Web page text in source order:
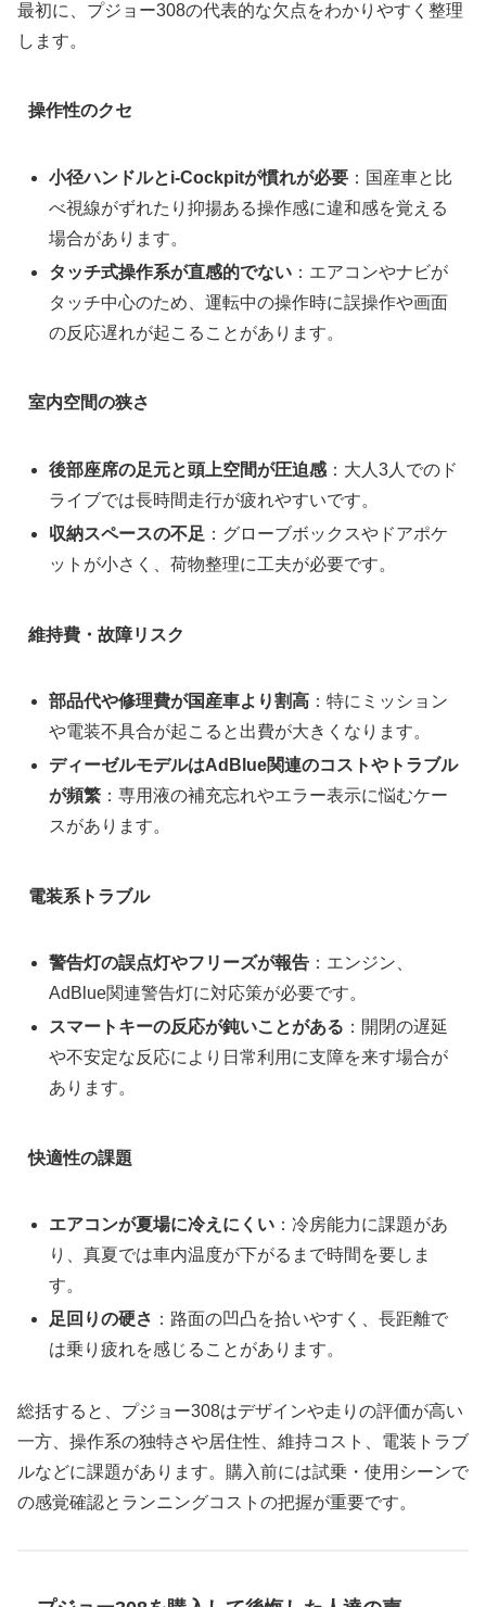
最初に、プジョー308の代表的な欠点をわかりやすく整理
します。
操作性のクセ
小径ハンドルとi‑Cockpitが慣れが必要 ：国産車と比
べ視線がずれたり抑揚ある操作感に違和感を覚える
場合があります。
タッチ式操作系が直感的でない ：エアコンやナビが
タッチ中心のため、運転中の操作時に誤操作や画面
の反応遅れが起こることがあります。
室内空間の狭さ
後部座席の足元と頭上空間が圧迫感 ：大人3人でのド
ライブでは長時間走行が疲れやすいです。
収納スペースの不足 ：グローブボックスやドアポケ
ットが小さく、荷物整理に工夫が必要です。
維持費・故障リスク
部品代や修理費が国産車より割高 ：特にミッション
や電装不具合が起こると出費が大きくなります。
ディーゼルモデルはAdBlue関連のコストやトラブル
が頻繁 ：専用液の補充忘れやエラー表示に悩むケー
スがあります。
電装系トラブル
警告灯の誤点灯やフリーズが報告 ：エンジン、
AdBlue関連警告灯に対応策が必要です。
スマートキーの反応が鈍いことがある ：開閉の遅延
や不安定な反応により日常利用に支障を来す場合が
あります。
快適性の課題
エアコンが夏場に冷えにくい ：冷房能力に課題があ
り、真夏では車内温度が下がるまで時間を要しま
す。
足回りの硬さ ：路面の凹凸を拾いやすく、長距離で
は乗り疲れを感じることがあります。
総括すると、プジョー308はデザインや走りの評価が高い
一方、操作系の独特さや居住性、維持コスト、電装トラブ
ルなどに課題があります。購入前には試乗・使用シーンで
の感覚確認とランニングコストの把握が重要です。